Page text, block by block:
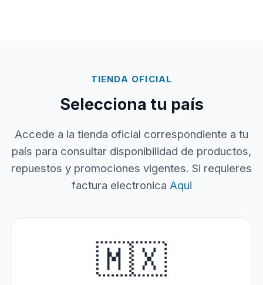
TIENDA OFICIAL
Selecciona tu país
Accede a la tienda oficial correspondiente a tu
país para consultar disponibilidad de productos,
repuestos y promociones vigentes. Si requieres
factura electronica Aqui
🇲🇽